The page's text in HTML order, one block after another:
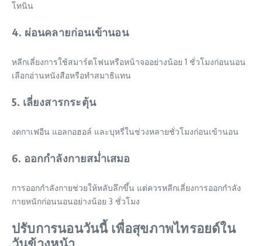
โทนิน
4. ผ่อนคลายก่อนเข้านอน
หลีกเลี่ยงการใช้สมาร์ตโฟนหรือหน้าจออย่างน้อย 1 ชั่วโมงก่อนนอน
เลือกอ่านหนังสือหรือทำสมาธิแทน
5. เลี่ยงสารกระตุ้น
งดกาเฟอีน แอลกอฮอล์ และบุหรี่ในช่วงหลายชั่วโมงก่อนเข้านอน
6. ออกกำลังกายสม่ำเสมอ
การออกกำลังกายช่วยให้หลับลึกขึ้น แต่ควรหลีกเลี่ยงการออกกำลัง
กายหนักก่อนนอนอย่างน้อย 3 ชั่วโมง
ปรับการนอนวันนี้ เพื่อสุขภาพไทรอยด์ใน